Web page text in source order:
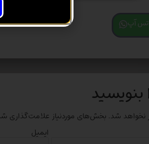
آپ
بنویسید
نخواهد شد. بخش‌های موردنیاز علامت‌گذاری
ایمیل